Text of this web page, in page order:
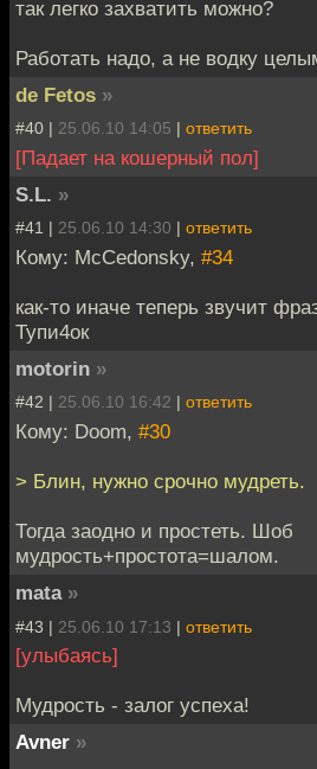
так легко захватить можно?
Работать надо, а не водку
de Fetos »
#40 | 25.06.10 14:05 | ответить
[Падает на кошерный пол]
S.L. »
#41 | 25.06.10 14:30 | ответить
Кому: McCedonsky, #34
как-то иначе теперь звучит
Тупи4ок
motorin »
#42 | 25.06.10 16:42 | ответить
Кому: Doom, #30
> Блин, нужно срочно мудреть.
Тогда заодно и простеть. Шоб
мудрость+простота=шалом.
mata »
#43 | 25.06.10 17:13 | ответить
[улыбаясь]
Мудрость - залог успеха!
Avner »